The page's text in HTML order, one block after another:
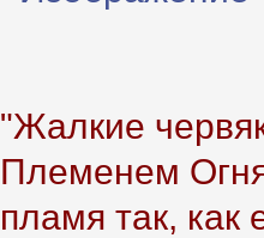
"Жалкие
Племенем
пламя так, как